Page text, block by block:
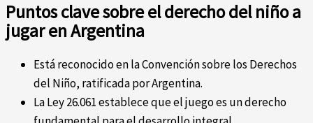
Puntos clave sobre el derecho del niño a
jugar en Argentina
Está reconocido en la Convención sobre los Derechos
del Niño, ratificada por Argentina.
La Ley 26.061 establece que el juego es un derecho